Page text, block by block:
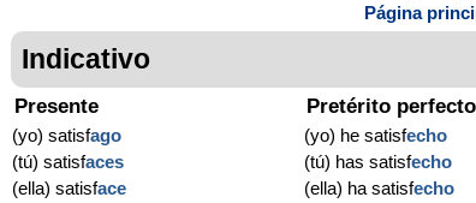
Página
Indicativo
Presente
(yo) satisfago
(tú) satisfaces
(ella) satisface
Pretérito
(yo) he satisfecho
(tú) has satisfecho
(ella) ha satisfecho